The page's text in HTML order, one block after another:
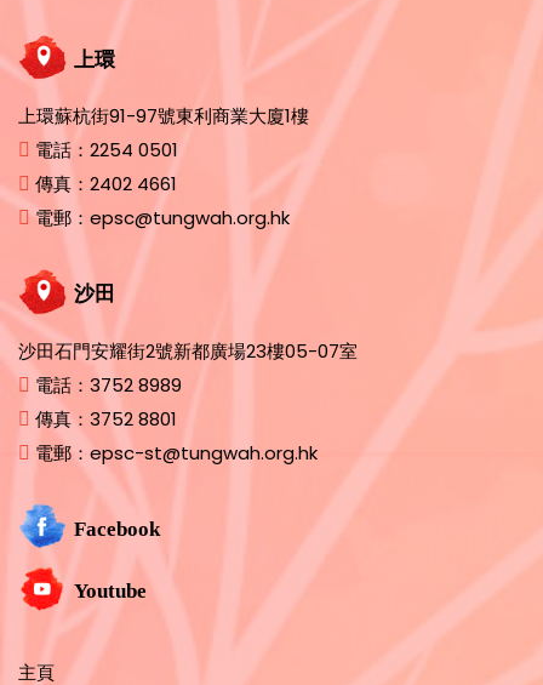
上環
上環蘇杭街91-97號東利商業大廈1樓
電話： 2254 0501
傳真： 2402 4661
電郵： epsc@tungwah.org.hk
沙田
沙田石門安耀街2號新都廣場23樓05-07室
電話： 3752 8989
傳真： 3752 8801
電郵： epsc-st@tungwah.org.hk
Facebook
Youtube
主頁